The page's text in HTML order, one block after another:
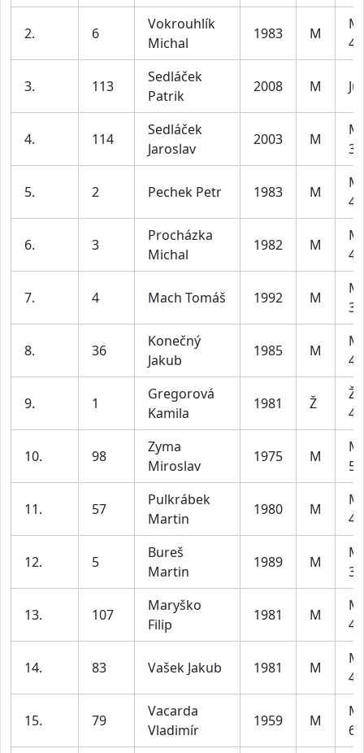
2. 6
Vokrouhlík
Michal
1983 M
3. 113
Sedláček
Patrik
2008 M
4. 114
Sedláček
Jaroslav
2003 M
5. 2 Pechek Petr 1983 M
6. 3
Procházka
Michal
1982 M
7. 4 Mach Tomáš 1992 M
8. 36
Konečný
Jakub
1985 M
9. 1
Gregorová
Kamila
1981 Ž
10. 98
Zyma
Miroslav
1975 M
11. 57
Pulkrábek
Martin
1980 M
12. 5
Bureš
Martin
1989 M
13. 107
Maryško
Filip
1981 M
14. 83 Vašek Jakub 1981 M
15. 79
Vacarda
Vladimír
1959 M